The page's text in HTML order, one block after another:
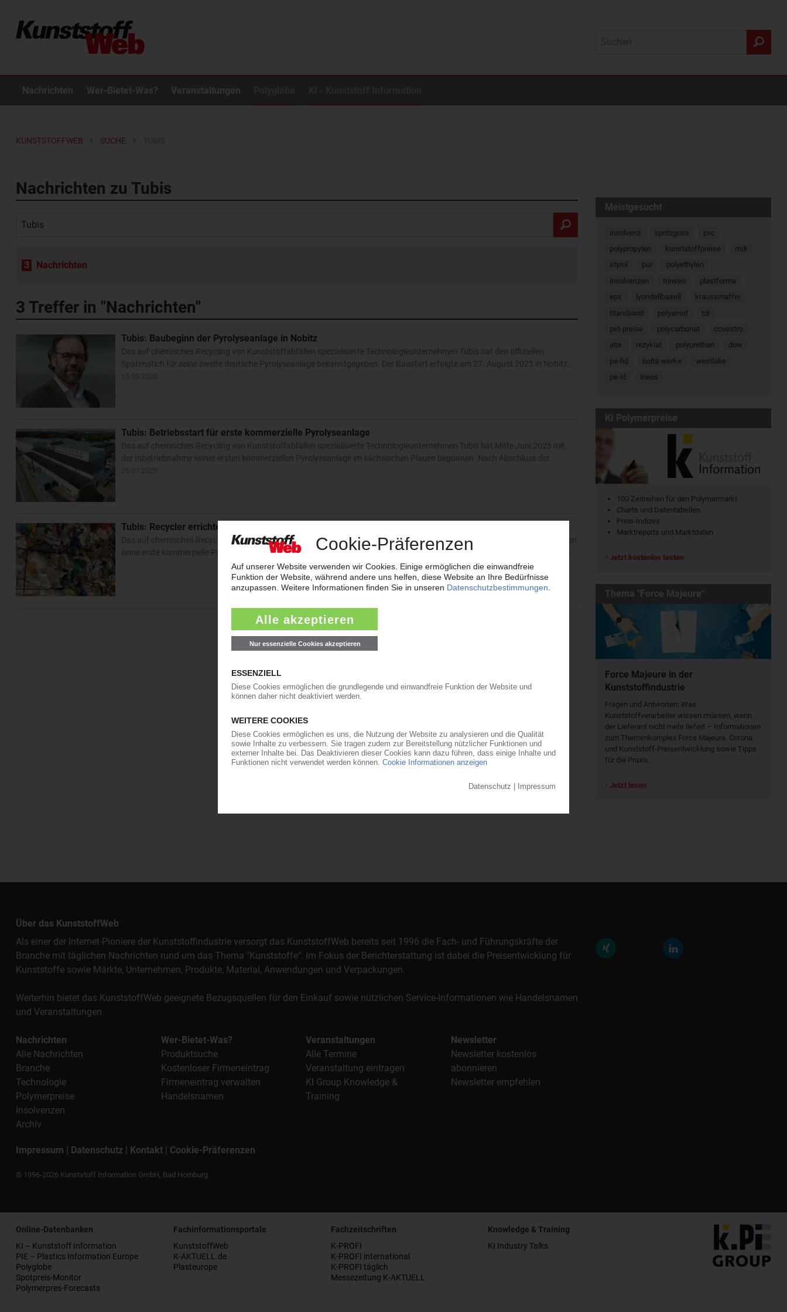
Nachrichten Wer-Bietet-Was? Veranstaltungen
KUNSTSTOFFWEB SUCHE
Nachrichten zu Tubis
3 Nachrichten
3 Treffer in "Nachrichten"
Tubis: Baubeginn der Pyrolyseanlage in Nobitz
Das auf chemisches Recycling von Kunststoffabfällen spezialisierte Technologieunternehmen Tubis hat den offiziellen
Spatenstich für seine zweite deutsche Pyrolyseanlage bekanntgegeben. Der Baustart erfolgte am 27. August 2025 in Nobitz…
Tubis: Betriebsstart für erste kommerzielle Pyrolyseanlage
Das auf chemisches Recycling von Kunststoffabfällen spezialisierte Technologieunternehmen Tubis hat Mitte Juni 2025 mit
der Inbetriebnahme seiner ersten kommerziellen Pyrolyseanlage im sächsischen Plauen begonnen. Nach Abschluss der…
Tubis: Recycler errichtet erste kommerzielle Pyrolyseanlage
Das auf chemisches Recycling von Kunststoffabfällen spezialisierte Technologieunternehmen Tubis will im sächsischen Plauen
seine erste kommerzielle Pyrolyse-Anlage zur Verwertung von Kunststoffabfällen errichten. Der Produktionsstart…
Meistgesucht
insolvenz spritzguss
pvc
polypropylen
kunststoffpreise
mdi
styrol
pur
polyethylen
insolvenzen
trinseo
plastforma
eps
lyondellbasell
kraussmaffei
titandioxid
polyamid
tdi
pet-preise
polycarbonat
covestro
abs
rezyklat polyurethan
dow
pe-hd
bolta-werke
westlake
pe-ld
ineos
KI Polymerpreise
100 Zeitreihen für den Polymermarkt
Charts und Datentabellen
Preis-Indizes
Marktreports und Marktdaten
Jetzt kostenlos testen
Thema "Force Majeure"
Force Majeure in der
Kunststoffindustrie
Fragen und Antworten: Was
Kunst­stoff­verarbeiter wissen müssen, wenn
der Lieferant nicht mehr liefert – Informationen
zum Themenkomplex Force Majeure, Corona
und Kunststoff-Preisentwicklung sowie Tipps
für die Praxis.
Jetzt lesen
Über das KunststoffWeb
Als einer der Internet-Pioniere der Kunststoffindustrie versorgt das KunststoffWeb bereits seit 1996 die Fach- und Führungskräfte der
Branche mit täglichen Nachrichten rund um das Thema "Kunststoffe". Im Fokus der Berichterstattung ist dabei die Preisentwicklung für
Kunststoffe sowie Märkte, Unternehmen, Produkte, Material, Anwendungen und Verpackungen.
Weiterhin bietet das KunststoffWeb geeignete Bezugsquellen für den Einkauf sowie nützlichen Service-Informationen wie Handelsnamen
und Veranstaltungen.
Nachrichten
Alle Nachrichten
Branche
Technologie
Polymerpreise
Insolvenzen
Archiv
Wer-Bietet-Was?
Produktsuche
Kostenloser Firmeneintrag
Firmeneintrag verwalten
Handelsnamen
Veranstaltungen
Alle Termine
Veranstaltung eintragen
KI Group Knowledge &
Training
Newsletter
Newsletter kostenlos
abonnieren
Newsletter empfehlen
Impressum | Datenschutz | Kontakt | Cookie-Präferenzen
© 1996-2026 Kunststoff Information GmbH, Bad Homburg
Online-Datenbanken
KI – Kunststoff Information
PIE – Plastics Information Europe
Polyglobe
Spotpreis-Monitor
Polymerpres-Forecasts
Fachinformationsportale
KunststoffWeb
K-AKTUELL.de
Plasteurope
Fachzeitschriften
K-PROFI
K-PROFI international
K-PROFI täglich
Messezeitung K-AKTUELL
Knowledge & Training
KI Industry Talks